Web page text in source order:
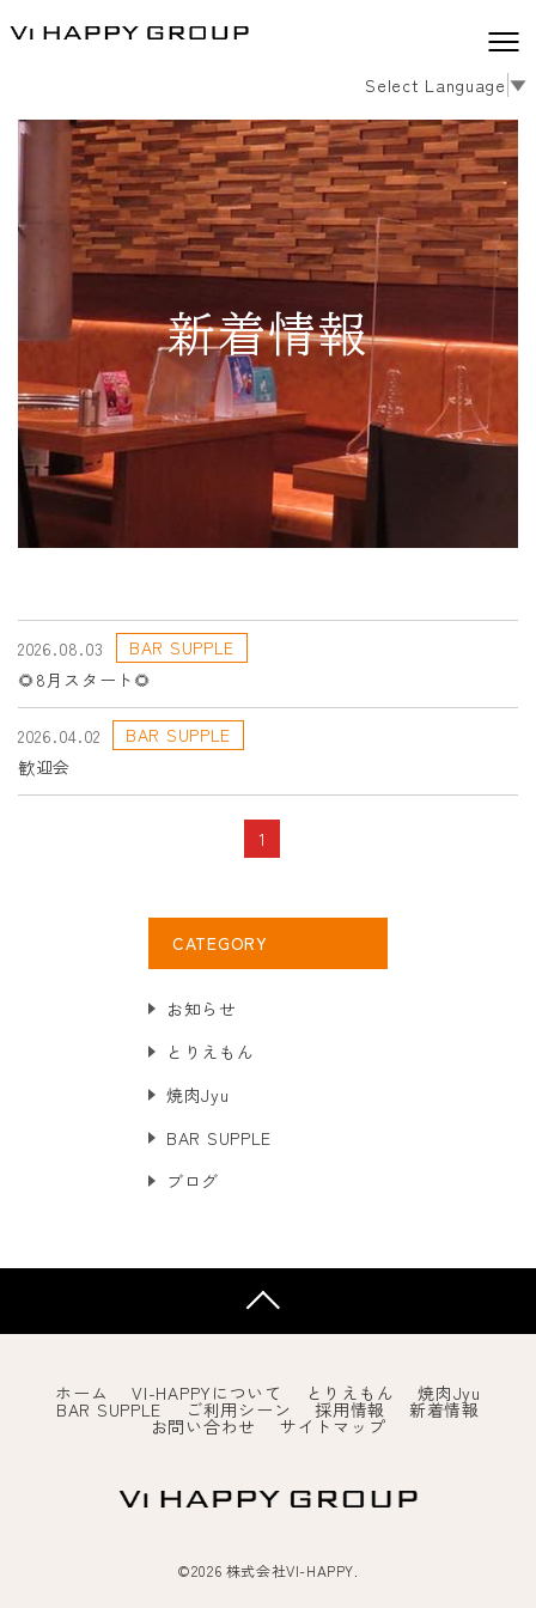
Select Language ▼
新着情報
2026.08.03
BAR SUPPLE
🌻8月スタート🌻
2026.04.02
BAR SUPPLE
歓迎会
1
CATEGORY
お知らせ
とりえもん
焼肉Jyu
BAR SUPPLE
ブログ
ホーム VI-HAPPYについて とりえもん 焼肉Jyu
BAR SUPPLE ご利用シーン 採用情報 新着情報
お問い合わせ サイトマップ
©2026 株式会社VI-HAPPY.